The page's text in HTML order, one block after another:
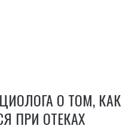
О ТОМ, КАК
ПРИ ОТЕКАХ